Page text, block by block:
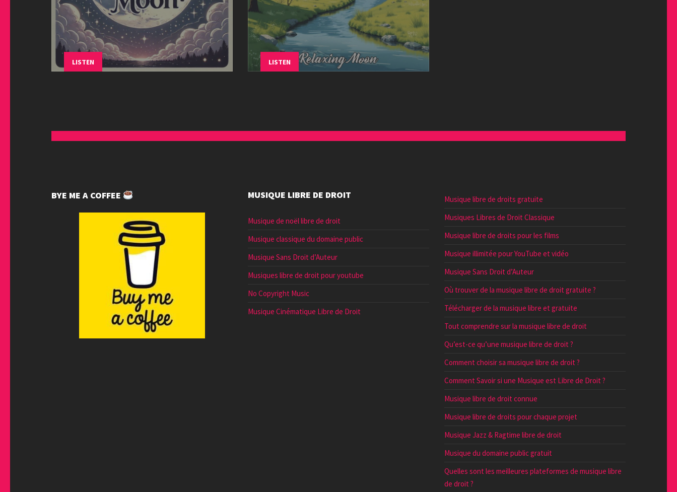
LISTEN LISTEN
BYE ME A COFFEE MUSIQUE LIBRE DE DROIT
Musique de noël libre de droit
Musique classique du domaine public
Musique Sans Droit d’Auteur
Musiques libre de droit pour youtube
No Copyright Music
Musique Cinématique Libre de Droit
Musique libre de droits gratuite
Musiques Libres de Droit Classique
Musique libre de droits pour les films
Musique illimitée pour YouTube et vidéo
Musique Sans Droit d’Auteur
Où trouver de la musique libre de droit gratuite ?
Télécharger de la musique libre et gratuite
Tout comprendre sur la musique libre de droit
Qu’est-ce qu’une musique libre de droit ?
Comment choisir sa musique libre de droit ?
Comment Savoir si une Musique est Libre de Droit ?
Musique libre de droit connue
Musique libre de droits pour chaque projet
Musique Jazz & Ragtime libre de droit
Musique du domaine public gratuit
Quelles sont les meilleures plateformes de musique libre
de droit ?